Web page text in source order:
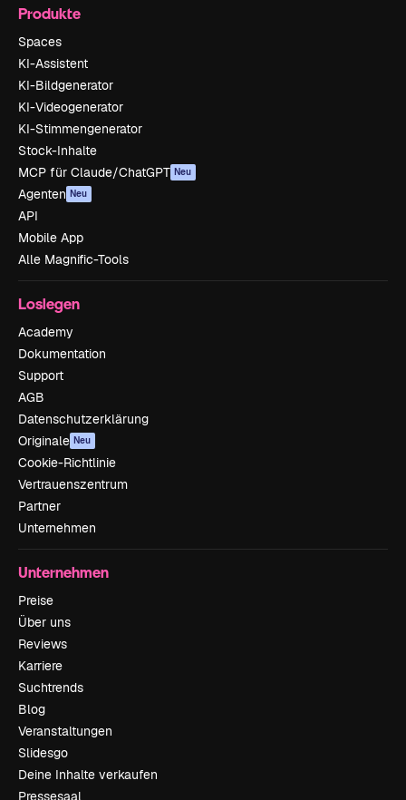
Produkte
Spaces
KI-Assistent
KI-Bildgenerator
KI-Videogenerator
KI-Stimmengenerator
Stock-Inhalte
MCP für Claude/ChatGPT Neu
Agenten Neu
API
Mobile App
Alle Magnific-Tools
Loslegen
Academy
Dokumentation
Support
AGB
Datenschutzerklärung
Originale Neu
Cookie-Richtlinie
Vertrauenszentrum
Partner
Unternehmen
Unternehmen
Preise
Über uns
Reviews
Karriere
Suchtrends
Blog
Veranstaltungen
Slidesgo
Deine Inhalte verkaufen
Pressesaal